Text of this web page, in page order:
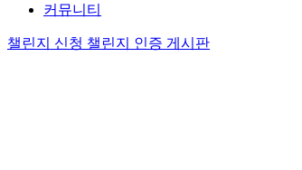
커뮤니티
챌린지 신청 챌린지 인증 게시판